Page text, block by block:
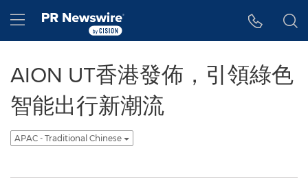
Hamburger menu
AION UT香港發佈，引領綠色
智能出行新潮流
APAC - Traditional Chinese